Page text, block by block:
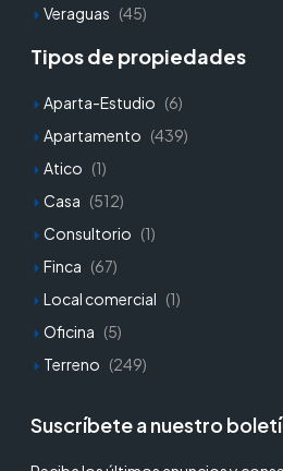
Veraguas (45)
Tipos de propiedades
Aparta-Estudio (6)
Apartamento (439)
Atico (1)
Casa (512)
Consultorio (1)
Finca (67)
Local comercial (1)
Oficina (5)
Terreno (249)
Suscríbete a nuestro